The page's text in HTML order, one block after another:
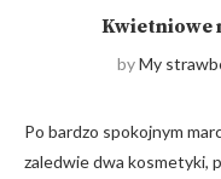
Kwietniowe
byMy
Po bardzo spokojnym
zaledwie dwa kosmetyki,